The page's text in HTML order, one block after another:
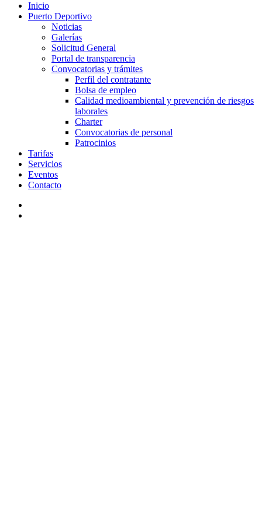
Inicio
Puerto Deportivo
Noticias
Galerías
Solicitud General
Portal de transparencia
Convocatorias y trámites
Perfil del contratante
Bolsa de empleo
Calidad medioambiental y prevención de riesgos
laborales
Charter
Convocatorias de personal
Patrocinios
Tarifas
Servicios
Eventos
Contacto